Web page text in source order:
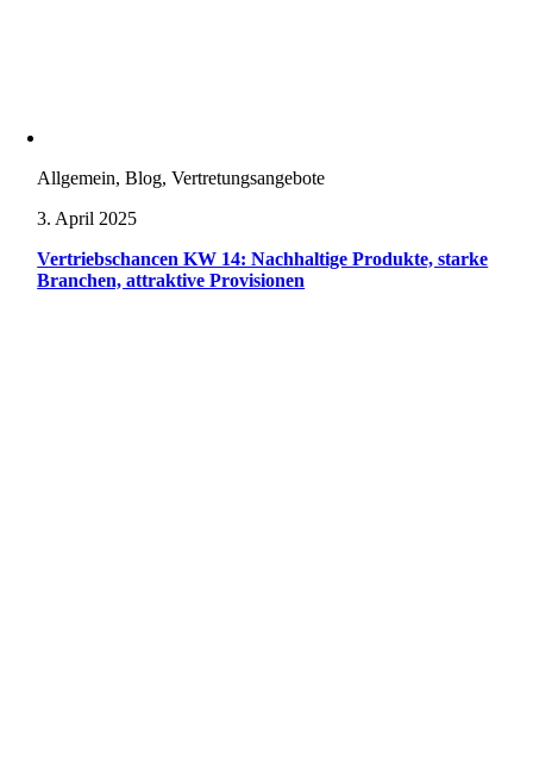
Allgemein, Blog, Vertretungsangebote
3. April 2025
Vertriebschancen KW 14: Nachhaltige Produkte, starke
Branchen, attraktive Provisionen